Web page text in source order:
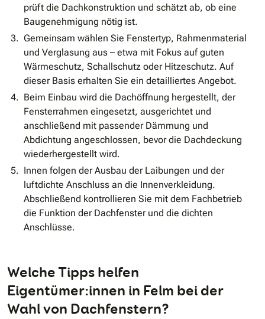
prüft die Dachkonstruktion und schätzt ab, ob eine
Baugenehmigung nötig ist.
Gemeinsam wählen Sie Fenstertyp, Rahmenmaterial
und Verglasung aus – etwa mit Fokus auf guten
Wärmeschutz, Schallschutz oder Hitzeschutz. Auf
dieser Basis erhalten Sie ein detailliertes Angebot.
Beim Einbau wird die Dachöffnung hergestellt, der
Fensterrahmen eingesetzt, ausgerichtet und
anschließend mit passender Dämmung und
Abdichtung angeschlossen, bevor die Dachdeckung
wiederhergestellt wird.
Innen folgen der Ausbau der Laibungen und der
luftdichte Anschluss an die Innenverkleidung.
Abschließend kontrollieren Sie mit dem Fachbetrieb
die Funktion der Dachfenster und die dichten
Anschlüsse.
Welche Tipps helfen
Eigentümer:innen in Felm bei der
Wahl von Dachfenstern?